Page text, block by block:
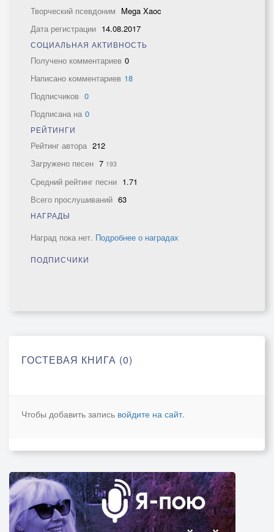
Творческий псевдоним Mega Xaoc
Дата регистрации 14.08.2017
СОЦИАЛЬНАЯ АКТИВНОСТЬ
Получено комментариев 0
Написано комментариев 18
Подписчиков 0
Подписана на 0
РЕЙТИНГИ
Рейтинг автора 212
Загружено песен 7 193
Средний рейтинг песни 1.71
Всего прослушиваний 63
НАГРАДЫ
Наград пока нет. Подробнее о наградах
ПОДПИСЧИКИ
ГОСТЕВАЯ КНИГА (0)
Чтобы добавить запись войдите на сайт.